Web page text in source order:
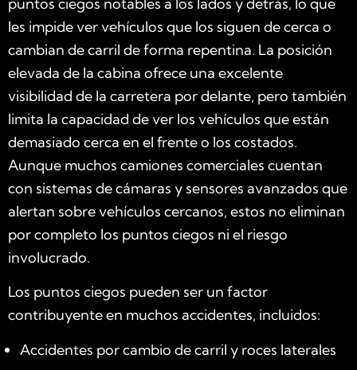
les impide ver vehículos que los siguen de cerca o
cambian de carril de forma repentina. La posición
elevada de la cabina ofrece una excelente
visibilidad de la carretera por delante, pero también
limita la capacidad de ver los vehículos que están
demasiado cerca en el frente o los costados.
Aunque muchos camiones comerciales cuentan
con sistemas de cámaras y sensores avanzados que
alertan sobre vehículos cercanos, estos no eliminan
por completo los puntos ciegos ni el riesgo
involucrado.
Los puntos ciegos pueden ser un factor
contribuyente en muchos accidentes, incluidos:
Accidentes por cambio de carril y roces laterales